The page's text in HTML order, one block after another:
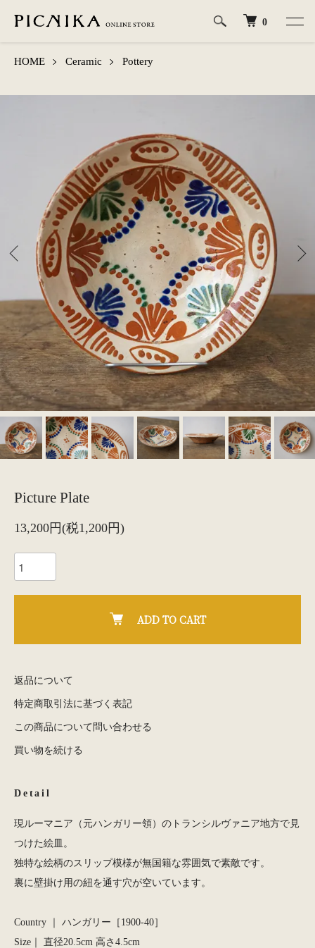
0
HOME Ceramic Pottery
Picture Plate
13,200円(税1,200円)
ADD TO CART
返品について
特定商取引法に基づく表記
この商品について問い合わせる
買い物を続ける
Detail
現ルーマニア（元ハンガリー領）のトランシルヴァニア地方で見
つけた絵皿。
独特な絵柄のスリップ模様が無国籍な雰囲気で素敵です。
裏に壁掛け用の紐を通す穴が空いています。
Country ｜ ハンガリー［1900-40］
Size｜ 直径20.5cm 高さ4.5cm